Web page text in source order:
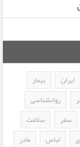
ایران
بیمار
روانشناسی
سفر
سلامت
لباس
مادر